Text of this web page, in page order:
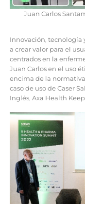
Juan Carlos
Innovación, tecnología
a crear valor para el
centrados en la
Juan Carlos en el uso
encima de la
caso de uso de Caser
Inglés, Axa Health